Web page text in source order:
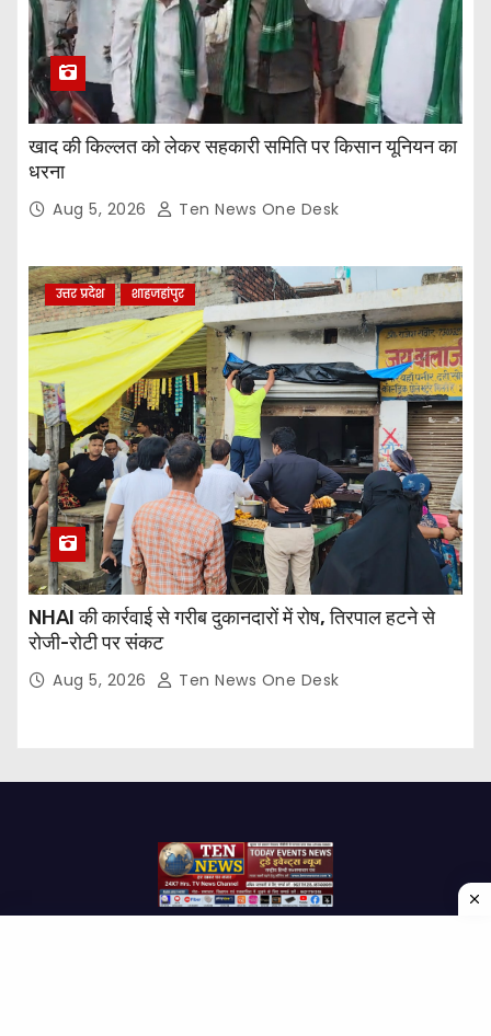
खाद की किल्लत को लेकर सहकारी समिति पर किसान यूनियन का
धरना
Aug 5, 2026 Ten News One Desk
उत्तर प्रदेश शाहजहांपुर
NHAI की कार्रवाई से गरीब दुकानदारों में रोष, तिरपाल हटने से
रोजी-रोटी पर संकट
Aug 5, 2026 Ten News One Desk